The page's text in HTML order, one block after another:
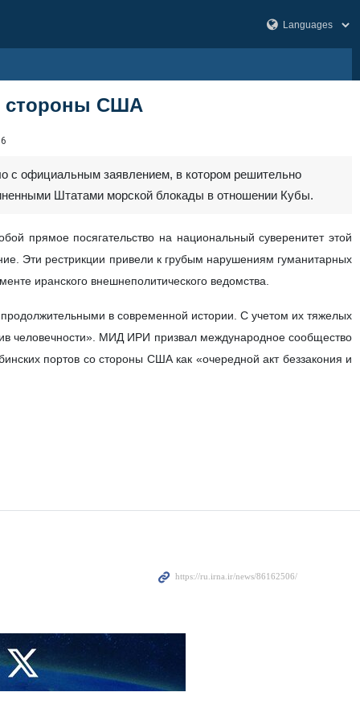
стороны США
с официальным заявлением, в котором решительно
Штатами морской блокады в отношении Кубы.
прямое посягательство на национальный суверенитет этой
Эти рестрикции привели к грубым нарушениям гуманитарных
иранского внешнеполитического ведомства.
в современной истории. С учетом их тяжелых
человечности». МИД ИРИ призвал международное сообщество
портов со стороны США как «очередной акт беззакония и